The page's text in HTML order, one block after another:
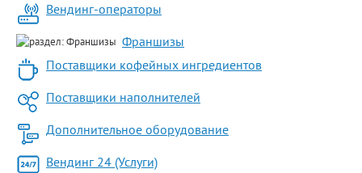
Вендинг-операторы
Франшизы
Поставщики кофейных ингредиентов
Поставщики наполнителей
Дополнительное оборудование
Вендинг 24 (Услуги)